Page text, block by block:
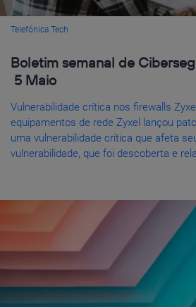
Telefónica Tech
Boletim semanal de
5 Maio
Vulnerabilidade crítica nos firewalls
equipamentos de rede Zyxel lançou
uma vulnerabilidade crítica que afeta
vulnerabilidade, que foi descoberta e